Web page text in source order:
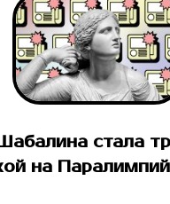
стала
на